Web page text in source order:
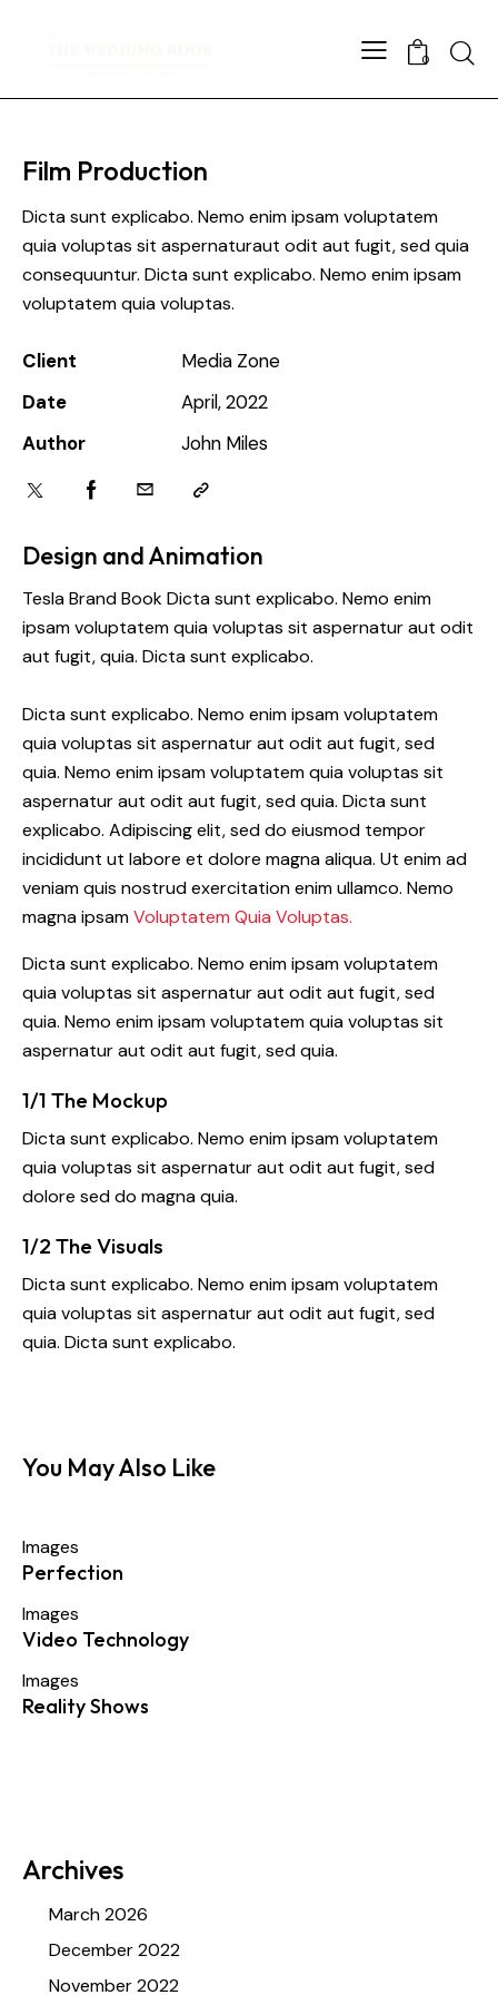
0
Film Production
Dicta sunt explicabo. Nemo enim ipsam voluptatem
quia voluptas sit aspernaturaut odit aut fugit, sed quia
consequuntur. Dicta sunt explicabo. Nemo enim ipsam
voluptatem quia voluptas.
Client
Media Zone
Date
April, 2022
Author
John Miles
Twitter Facebook
Email
Copy
to
Design and Animation
Tesla Brand Book Dicta sunt explicabo. Nemo enim
ipsam voluptatem quia voluptas sit aspernatur aut odit
aut fugit, quia. Dicta sunt explicabo.
Dicta sunt explicabo. Nemo enim ipsam voluptatem
quia voluptas sit aspernatur aut odit aut fugit, sed
quia. Nemo enim ipsam voluptatem quia voluptas sit
aspernatur aut odit aut fugit, sed quia. Dicta sunt
explicabo. Adipiscing elit, sed do eiusmod tempor
incididunt ut labore et dolore magna aliqua. Ut enim ad
veniam quis nostrud exercitation enim ullamco. Nemo
magna ipsamVoluptatem Quia Voluptas.
Dicta sunt explicabo. Nemo enim ipsam voluptatem
quia voluptas sit aspernatur aut odit aut fugit, sed
quia. Nemo enim ipsam voluptatem quia voluptas sit
aspernatur aut odit aut fugit, sed quia.
1/1 The Mockup
Dicta sunt explicabo. Nemo enim ipsam voluptatem
quia voluptas sit aspernatur aut odit aut fugit, sed
dolore sed do magna quia.
1/2 The Visuals
Dicta sunt explicabo. Nemo enim ipsam voluptatem
quia voluptas sit aspernatur aut odit aut fugit, sed
quia. Dicta sunt explicabo.
You May Also Like
Images
Perfection
Images
Video Technology
Images
Reality Shows
Archives
March 2026
December 2022
November 2022